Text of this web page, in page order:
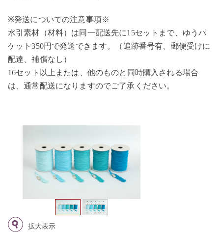
※発送についての注意事項※
水引素材（材料）は同一配送先に15セットまで、ゆうパ
ケット350円で発送できます。（追跡番号有、郵便受けに
配達、補償なし）
16セット以上または、他のものと同時購入される場合
は、通常配送になりますのでご了承ください。
拡大表示